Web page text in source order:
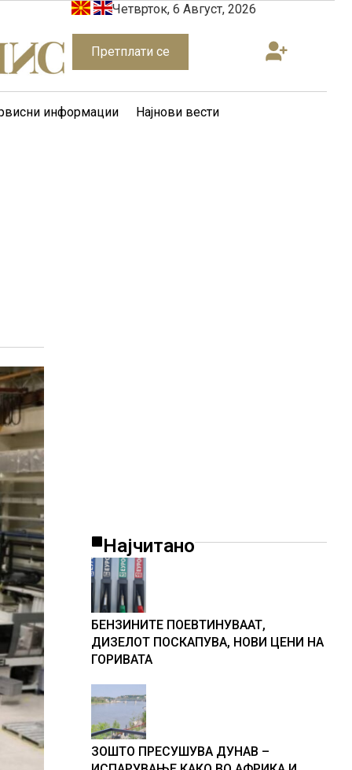
Четврток, 6 Август, 2026
Претплати се
информации Најнови вести
Најчитано
БЕНЗИНИТЕ ПОЕВТИНУВААТ,
ДИЗЕЛОТ ПОСКАПУВА, НОВИ ЦЕНИ НА
ГОРИВАТА
ЗОШТО ПРЕСУШУВА ДУНАВ –